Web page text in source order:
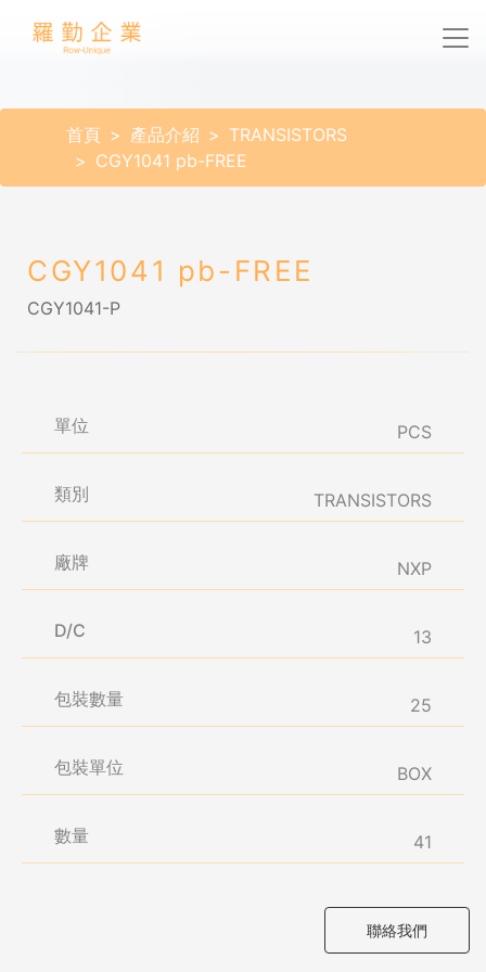
首頁 產品介紹
TRANSISTORS
CGY1041 pb-FREE
CGY1041 pb-FREE
CGY1041-P
單位 PCS
類別 TRANSISTORS
廠牌 NXP
D/C 13
包裝數量 25
包裝單位 BOX
數量 41
聯絡我們